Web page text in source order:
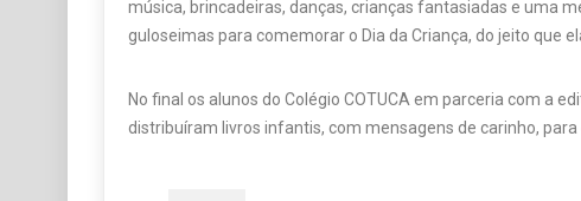
música, brincadeiras, danças, crianças fantasiadas e uma
guloseimas para comemorar o Dia da Criança, do jeito que
No final os alunos do Colégio COTUCA em parceria com a
distribuíram livros infantis, com mensagens de carinho, para